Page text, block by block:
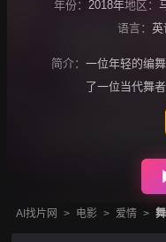
年份： 2018年地区：
语言： 英
简介： 一位年轻的编
了一位当代舞
AI找片网 > 电影 > 爱情 >